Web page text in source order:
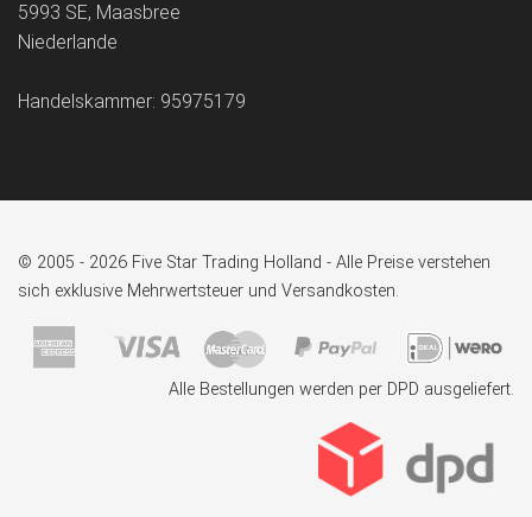
5993 SE, Maasbree
Niederlande
Handelskammer: 95975179
© 2005 - 2026 Five Star Trading Holland - Alle Preise verstehen
sich exklusive Mehrwertsteuer und Versandkosten.
Alle Bestellungen werden per DPD ausgeliefert.